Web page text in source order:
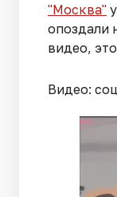
"Москва"
опоздали
видео,
Видео: